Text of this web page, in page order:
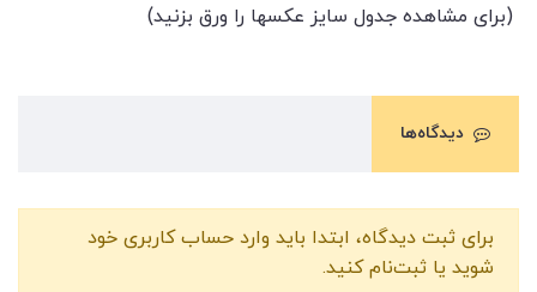
(برای مشاهده جدول سایز عکسها را ورق بزنید)
دیدگاه‌ها
برای ثبت دیدگاه، ابتدا باید وارد حساب کاربری خود
شوید یا ثبت‌نام کنید.